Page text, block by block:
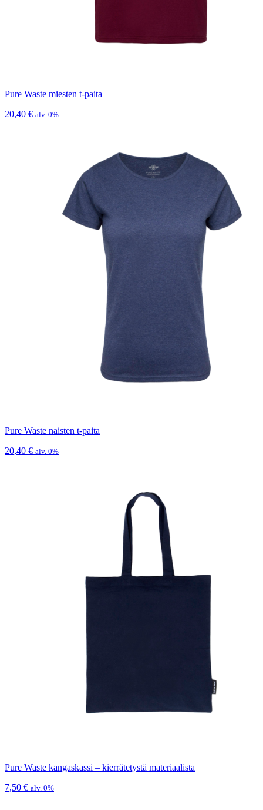
Pure Waste miesten t-paita
20,40 € alv. 0%
Pure Waste naisten t-paita
20,40 € alv. 0%
Pure Waste kangaskassi – kierrätetystä materiaalista
7,50 € alv. 0%